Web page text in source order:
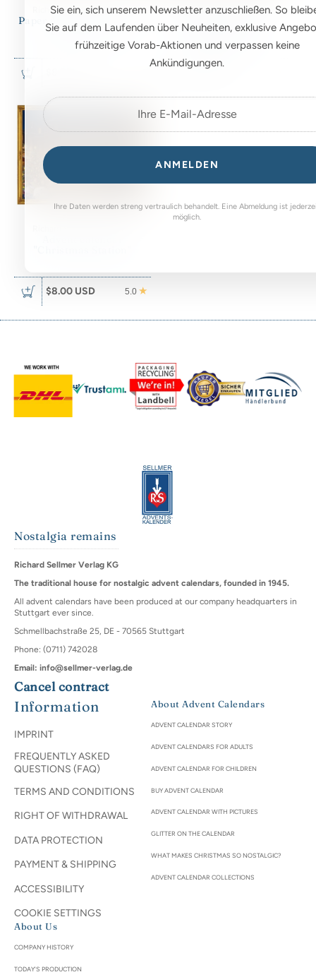
Richard Sellmer Verlag KG
Paper Advent calendar "At
the Pavilion"
Richard Sellmer Verlag KG
Calendar "Snowy
Fountain"
$8.00 USD
$8.00 USD 5.0
Nostalgia remains
Richard Sellmer Verlag KG
The traditional house for nostalgic advent calendars, founded in 1945.
All advent calendars have been produced at our company headquarters in
Stuttgart ever since.
Schmellbachstraße 25, DE - 70565 Stuttgart
Phone: (0711) 742028
Email: info@sellmer-verlag.de
Cancel contract
Information
IMPRINT
FREQUENTLY ASKED
QUESTIONS (FAQ)
TERMS AND CONDITIONS
RIGHT OF WITHDRAWAL
DATA PROTECTION
PAYMENT & SHIPPING
ACCESSIBILITY
COOKIE SETTINGS
About Advent Calendars
ADVENT CALENDAR STORY
ADVENT CALENDARS FOR ADULTS
ADVENT CALENDAR FOR CHILDREN
BUY ADVENT CALENDAR
ADVENT CALENDAR WITH PICTURES
GLITTER ON THE CALENDAR
WHAT MAKES CHRISTMAS SO NOSTALGIC?
ADVENT CALENDAR COLLECTIONS
About Us
COMPANY HISTORY
TODAY'S PRODUCTION
Sie ein, sich unserem Newsletter anzuschließen. So
Sie auf dem Laufenden über Neuheiten, exklusive
frühzeitige Vorab-Aktionen und verpassen keine
Ankündigungen.
ANMELDEN
Ihre Daten werden streng vertraulich behandelt. Eine Abmeldung ist
möglich.